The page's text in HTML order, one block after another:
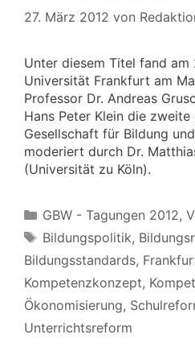
27. März 2012 von
Unter diesem Titel fand am
Universität Frankfurt am
Professor Dr. Andreas
Hans Peter Klein die
Gesellschaft für Bildung
moderiert durch Dr.
(Universität zu Köln).
Kategorien
GBW - Tagungen 2012,
Schlagwörter
Bildungspolitik,
Bildungsstandards,
Kompetenzkonzept,
Ökonomisierung,
Unterrichtsreform